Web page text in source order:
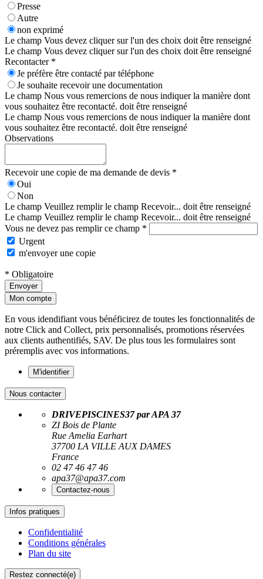
Presse
Autre
non exprimé
Le champ Vous devez cliquer sur l'un des choix doit être renseigné
Le champ Vous devez cliquer sur l'un des choix doit être renseigné
Recontacter *
Je préfère être contacté par téléphone
Je souhaite recevoir une documentation
Le champ Nous vous remercions de nous indiquer la manière dont
vous souhaitez être recontacté. doit être renseigné
Le champ Nous vous remercions de nous indiquer la manière dont
vous souhaitez être recontacté. doit être renseigné
Observations
Recevoir une copie de ma demande de devis *
Oui
Non
Le champ Veuillez remplir le champ Recevoir... doit être renseigné
Le champ Veuillez remplir le champ Recevoir... doit être renseigné
Vous ne devez pas remplir ce champ *
Urgent
m'envoyer une copie
* Obligatoire
Envoyer
Mon compte
En vous idendifiant vous bénéficirez de toutes les fonctionnalités de
notre Click and Collect, prix personnalisés, promotions réservées
aux clients authentifiés, SAV. De plus tous les formulaires sont
préremplis avec vos informations.
M'identifier
Nous contacter
DRIVEPISCINES37 par APA 37
ZI Bois de Plante
Rue Amelia Earhart
37700 LA VILLE AUX DAMES
France
02 47 46 47 46
apa37@apa37.com
Contactez-nous
Infos pratiques
Confidentialité
Conditions générales
Plan du site
Restez connecté(e)